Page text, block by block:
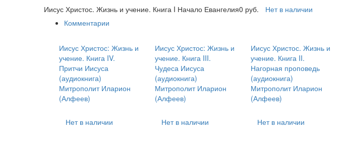
Иисус Христос. Жизнь и учение. Книга I Начало Евангелия0 руб.
Нет в наличии
Комментарии
Иисус Христос: Жизнь и
учение. Книга IV.
Притчи Иисуса
(аудиокнига)
Митрополит Иларион
(Алфеев)
Нет в наличии
Иисус Христос: Жизнь и
учение. Книга III.
Чудеса Иисуса
(аудиокнига)
Митрополит Иларион
(Алфеев)
Нет в наличии
Иисус Христос. Жизнь и
учение. Книга II.
Нагорная проповедь
(аудиокнига)
Митрополит Иларион
(Алфеев)
Нет в наличии